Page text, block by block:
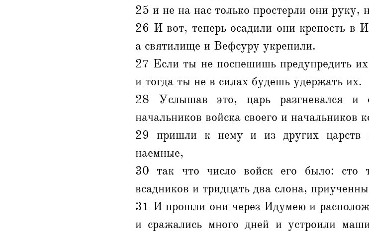
25 и не на нас только простерли они руку,
26 И вот, теперь осадили они крепость в
а святилище и Вефсуру укрепили.
27 Если ты не поспешишь предупредить
и тогда ты не в силах будешь удержать их.
28 Услышав это, царь разгневался и
начальников войска своего и начальников
29 пришли к нему и из других царств
наемные,
30 так что число войск его было: сто
всадников и тридцать два слона,
31 И прошли они через Идумею и
и сражались много дней и устроили